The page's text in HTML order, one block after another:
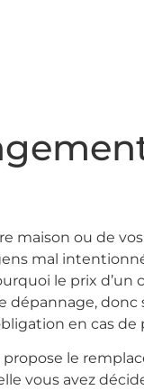
maison ou de
mal
le prix
en cas
le
vous avez